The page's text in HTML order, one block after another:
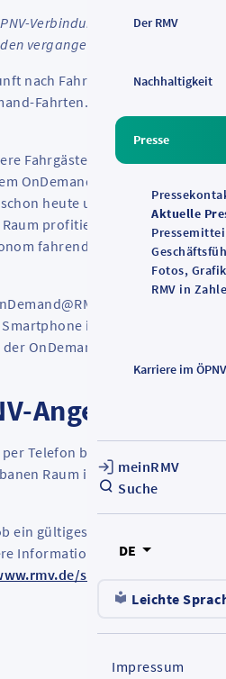
Der RMV
Nachhaltigkeit
Presse
Aktuelle
Fotos,
RMV in
Karriere im ÖPNV
meinRMV
Suche
DE
Leichte
Impressum
Verbindungen an / Weiterleitung
vergangenen zwölf Monate
nach Fahrten sucht, erhält
Fahrten. Alle zwölf OnDemand-
Fahrgäste nun auf einen Blick
OnDemand-Shuttle zur Bahn und
heute unser On-Demand
profitieren die Menschen
fahrenden Shuttles“, sagt der
weitergeleitet und
installiert, erfolgt ein
OnDemand-App gebucht und
Angebot
Telefon buchbaren
Raum im RMV wohnen in
gültiges ÖPNV-Ticket,
Informationen zu den
s/de/ondemand